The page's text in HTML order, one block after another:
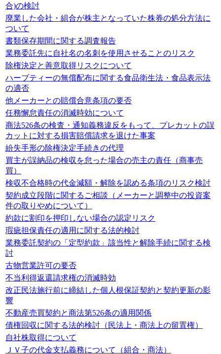
合)の検討
廃業した会社・組合が株主となっていた株券の処分方法に
ついて
書類保存期間に関する調査報告
業務委託先に自社名の名刺を使用させることのリスク
除権決定と善意取得リスクについて
ハーブティーの無償配布に関する食品衛生法・食品表示法
の適否
他メーカーとの賠償合意条項の要否
任務懈怠責任の消滅時効について
商法526条の検査・通知義務違反をもって、プレカットの誤
カットに対する損害賠償請求を退けた事案
紛失手形の除権決定手続きの代理
買主が誤納品の検収を怠った場合の売主の責任（商事売
買）
検収不合格時の代金減額・解除を認める条項のリスク検討
契約成立段階に関するご相談（メーカーと調整中の投資案
件の取りやめについて）
約款に割印を押印しない場合の認定リスク
瑕疵担保責任の適用に関する法的検討
業務委託契約の「定型約款」該当性と解除手続に関する検
討
古物営業許可の要否
不当利得返還請求権の消滅時効
改正民法施行前に締結した個人根保証契約と契約更新の影
響
不動産売買契約と商法第526条の適用関係
債権回収に関する法的検討（民法上・商法上の留置権）
自社株取得について
ＪＶ子の代金支払義務について（組合・商法）